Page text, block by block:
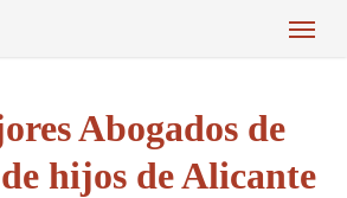
Menu
Abogados de
hijos de Alicante